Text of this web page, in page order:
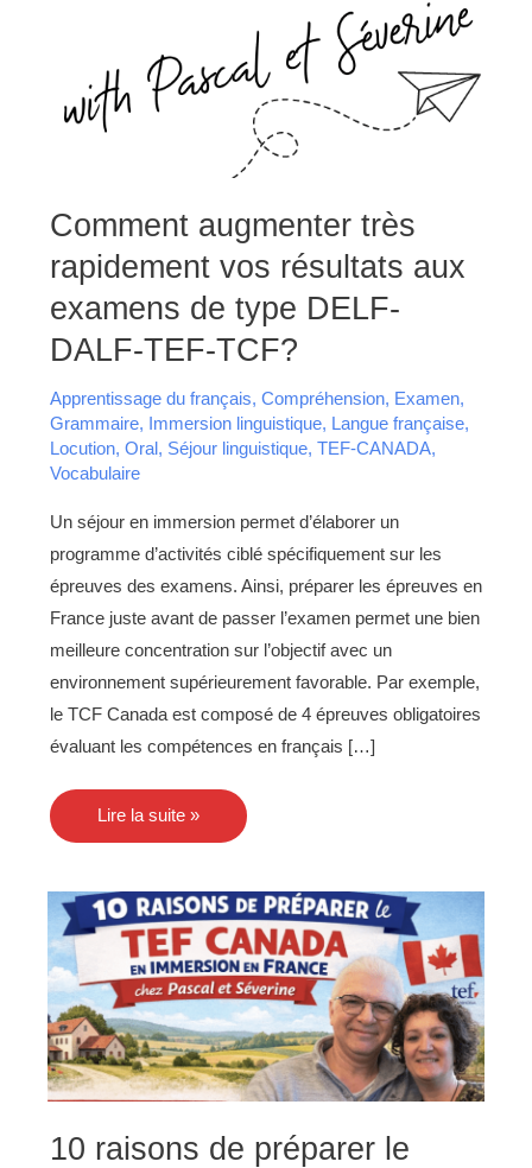
Comment augmenter très
rapidement vos résultats aux
examens de type DELF-
DALF-TEF-TCF?
Apprentissage du français, Compréhension, Examen,
Grammaire, Immersion linguistique, Langue française,
Locution, Oral , Séjour linguistique, TEF-CANADA,
Vocabulaire
Un séjour en immersion permet d’élaborer un
programme d’activités ciblé spécifiquement sur les
épreuves des examens. Ainsi, préparer les épreuves en
France juste avant de passer l’examen permet une bien
meilleure concentration sur l’objectif avec un
environnement supérieurement favorable. Par exemple,
le TCF Canada est composé de 4 épreuves obligatoires
évaluant les compétences en français […]
augmenter
rapidement
vos
aux
de
type
DALF-
TEF-
TCF?
Lire la suite »
10 raisons de préparer le
raisons